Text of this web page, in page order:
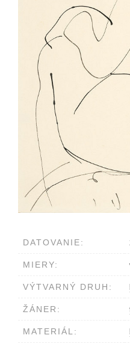
DATOVANIE:
MIERY:
VÝTVARNÝ DRUH:
ŽÁNER:
MATERIÁL: